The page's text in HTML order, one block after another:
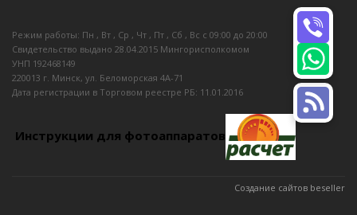
Режим работы: Пн , Вт , Ср , Чт , Пт , Сб , Вс c 09:00 до 20:00
Свидетельство выдано 28.04.2015 Мингорисполкомом
УНП 192468149
220013 г. Минск, ул. Беломорская 4А-71
Дата регистрации в Торговом реестре РБ: 11.01.2016
Инструкции для фотоаппаратов
Создание сайтов beseller